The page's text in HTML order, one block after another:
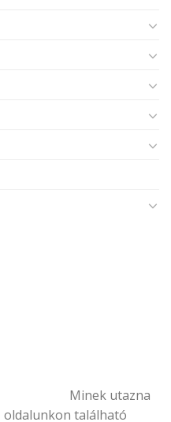
Minek utazna
oldalunkon található